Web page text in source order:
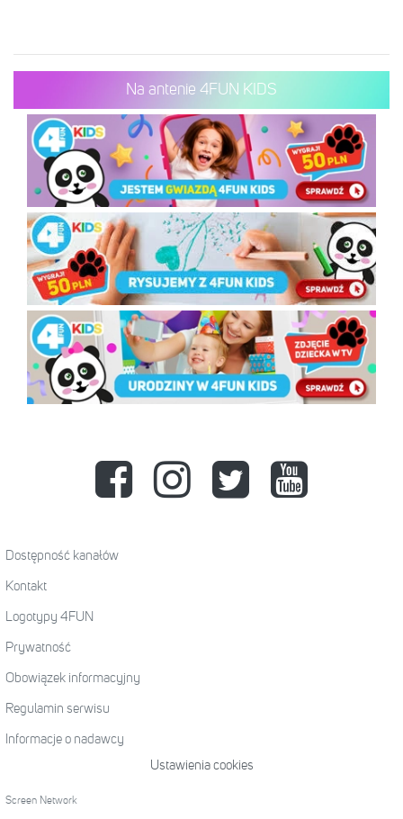
Na antenie 4FUN KIDS
Dostępność kanałów
Kontakt
Logotypy 4FUN
Prywatność
Obowiązek informacyjny
Regulamin serwisu
Informacje o nadawcy
Ustawienia cookies
Screen Network